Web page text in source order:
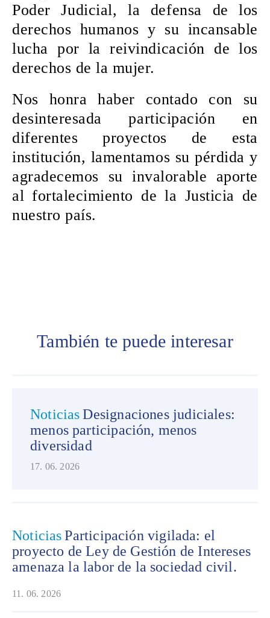
Poder Judicial, la defensa de los
derechos humanos y su incansable
lucha por la reivindicación de los
derechos de la mujer.
Nos honra haber contado con su
desinteresada participación en
diferentes proyectos de esta
institución, lamentamos su pérdida y
agradecemos su invalorable aporte
al fortalecimiento de la Justicia de
nuestro país.
También te puede interesar
Noticias Designaciones judiciales:
menos participación, menos
diversidad
17. 06. 2026
Noticias Participación vigilada: el
proyecto de Ley de Gestión de Intereses
amenaza la labor de la sociedad civil.
11. 06. 2026